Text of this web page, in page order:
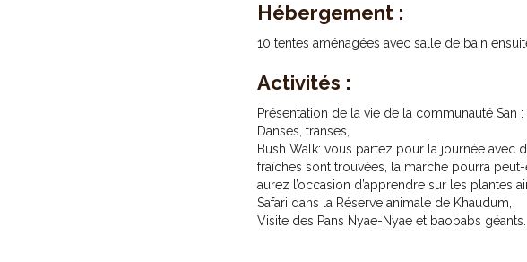
Hébergement :
10 tentes aménagées avec salle de bain
Activités :
Présentation de la vie de la communauté San
Danses, transes,
Bush Walk: vous partez pour la journée avec
fraîches sont trouvées, la marche pourra
aurez l’occasion d’apprendre sur les plantes
Safari dans la Réserve animale de Khaudum,
Visite des Pans Nyae-Nyae et baobabs géants.